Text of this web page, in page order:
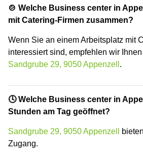
🍲 Welche Business center in
mit Catering-Firmen zusammen?
Wenn Sie an einem Arbeitsplatz mit
interessiert sind, empfehlen wir
Sandgrube 29, 9050 Appenzell .
🕓 Welche Business center in
Stunden am Tag geöffnet?
Sandgrube 29, 9050 Appenzell
Zugang.